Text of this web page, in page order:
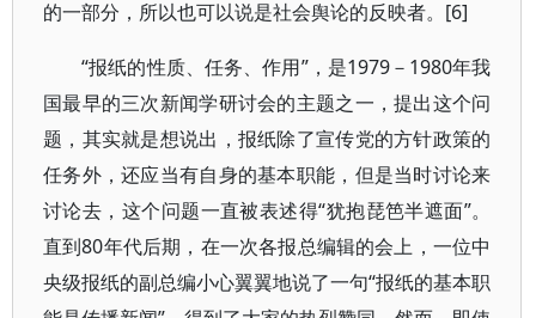
的一部分，所以也可以说是社会舆论的反映者。[6]
“报纸的性质、任务、作用”，是1979－1980年我
国最早的三次新闻学研讨会的主题之一，提出这个问
题，其实就是想说出，报纸除了宣传党的方针政策的
任务外，还应当有自身的基本职能，但是当时讨论来
讨论去，这个问题一直被表述得“犹抱琵笆半遮面”。
直到80年代后期，在一次各报总编辑的会上，一位中
央级报纸的副总编小心翼翼地说了一句“报纸的基本职